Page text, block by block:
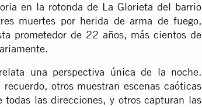
en la rotonda de La Glorieta del barrio
muertes por herida de arma de fuego,
prometedor de 22 años, más cientos de
una perspectiva única de la noche.
otros muestran escenas caóticas
todas las direcciones, y otros capturan las